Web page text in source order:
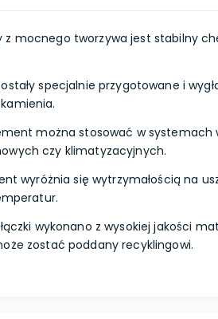
mocnego tworzywa jest stabilny
specjalnie przygotowane i
można stosować w systemach
czy klimatyzacyjnych.
wyróżnia się wytrzymałością na
wykonano z wysokiej jakości
zostać poddany recyklingowi.